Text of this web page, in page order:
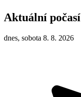
Aktuální počasí
dnes, sobota 8. 8. 2026